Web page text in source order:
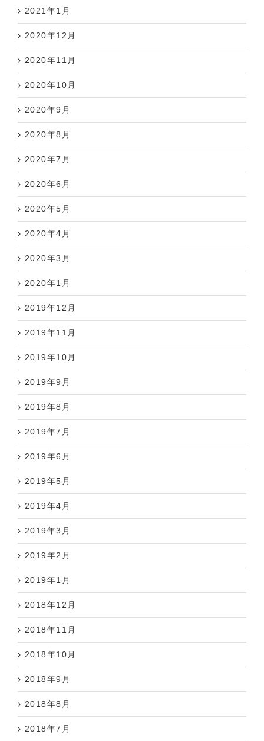
2021年1月
2020年12月
2020年11月
2020年10月
2020年9月
2020年8月
2020年7月
2020年6月
2020年5月
2020年4月
2020年3月
2020年1月
2019年12月
2019年11月
2019年10月
2019年9月
2019年8月
2019年7月
2019年6月
2019年5月
2019年4月
2019年3月
2019年2月
2019年1月
2018年12月
2018年11月
2018年10月
2018年9月
2018年8月
2018年7月